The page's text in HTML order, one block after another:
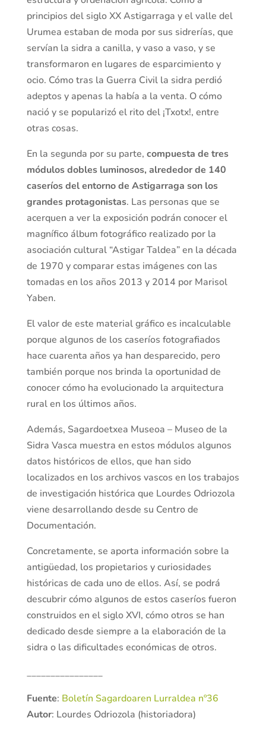
principios del siglo XX Astigarraga y el valle del
Urumea estaban de moda por sus sidrerías, que
servían la sidra a canilla, y vaso a vaso, y se
transformaron en lugares de esparcimiento y
ocio. Cómo tras la Guerra Civil la sidra perdió
adeptos y apenas la había a la venta. O cómo
nació y se popularizó el rito del ¡Txotx!, entre
otras cosas.
En la segunda por su parte, compuesta de tres
módulos dobles luminosos, alrededor de 140
caseríos del entorno de Astigarraga son los
grandes protagonistas. Las personas que se
acerquen a ver la exposición podrán conocer el
magnífico álbum fotográfico realizado por la
asociación cultural “Astigar Taldea” en la década
de 1970 y comparar estas imágenes con las
tomadas en los años 2013 y 2014 por Marisol
Yaben.
El valor de este material gráfico es incalculable
porque algunos de los caseríos fotografiados
hace cuarenta años ya han desparecido, pero
también porque nos brinda la oportunidad de
conocer cómo ha evolucionado la arquitectura
rural en los últimos años.
Además, Sagardoetxea Museoa – Museo de la
Sidra Vasca muestra en estos módulos algunos
datos históricos de ellos, que han sido
localizados en los archivos vascos en los trabajos
de investigación histórica que Lourdes Odriozola
viene desarrollando desde su Centro de
Documentación.
Concretamente, se aporta información sobre la
antigüedad, los propietarios y curiosidades
históricas de cada uno de ellos. Así, se podrá
descubrir cómo algunos de estos caseríos fueron
construidos en el siglo XVI, cómo otros se han
dedicado desde siempre a la elaboración de la
sidra o las dificultades económicas de otros.
________________
Fuente: Boletín Sagardoaren Lurraldea nº36
Autor: Lourdes Odriozola (historiadora)